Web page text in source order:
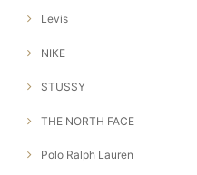
Levis
NIKE
STUSSY
THE NORTH FACE
Polo Ralph Lauren